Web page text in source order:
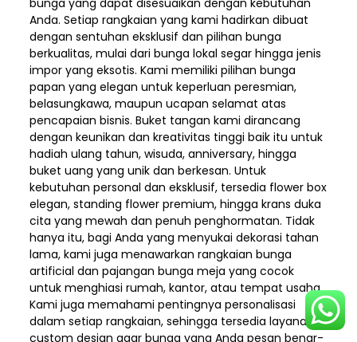
Anda. Setiap rangkaian yang kami hadirkan dibuat
dengan sentuhan eksklusif dan pilihan bunga
berkualitas, mulai dari bunga lokal segar hingga jenis
impor yang eksotis. Kami memiliki pilihan bunga
papan yang elegan untuk keperluan peresmian,
belasungkawa, maupun ucapan selamat atas
pencapaian bisnis. Buket tangan kami dirancang
dengan keunikan dan kreativitas tinggi baik itu untuk
hadiah ulang tahun, wisuda, anniversary, hingga
buket uang yang unik dan berkesan. Untuk
kebutuhan personal dan eksklusif, tersedia flower box
elegan, standing flower premium, hingga krans duka
cita yang mewah dan penuh penghormatan. Tidak
hanya itu, bagi Anda yang menyukai dekorasi tahan
lama, kami juga menawarkan rangkaian bunga
artificial dan pajangan bunga meja yang cocok
untuk menghiasi rumah, kantor, atau tempat usaha.
Kami juga memahami pentingnya personalisasi
dalam setiap rangkaian, sehingga tersedia layanan
custom design agar bunga yang Anda pesan benar-